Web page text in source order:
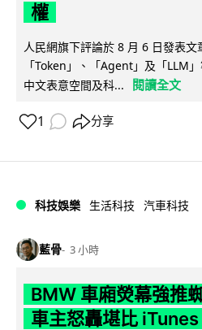
權
人民網旗下評論於 8 月 6 日發表文
「Token」、「Agent」及「LLM
中文表意空間及科...
閱讀全文
1 分享
科技娛樂 生活科技 汽車科技
藍骨 3 小時
BMW 車廂熒幕強推
車主怒轟堪比